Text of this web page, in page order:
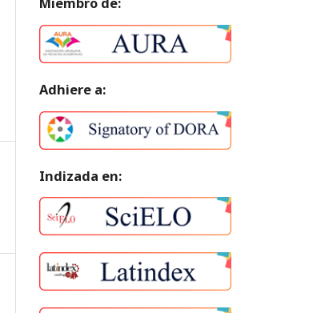
Adhiere a:
Indizada en: